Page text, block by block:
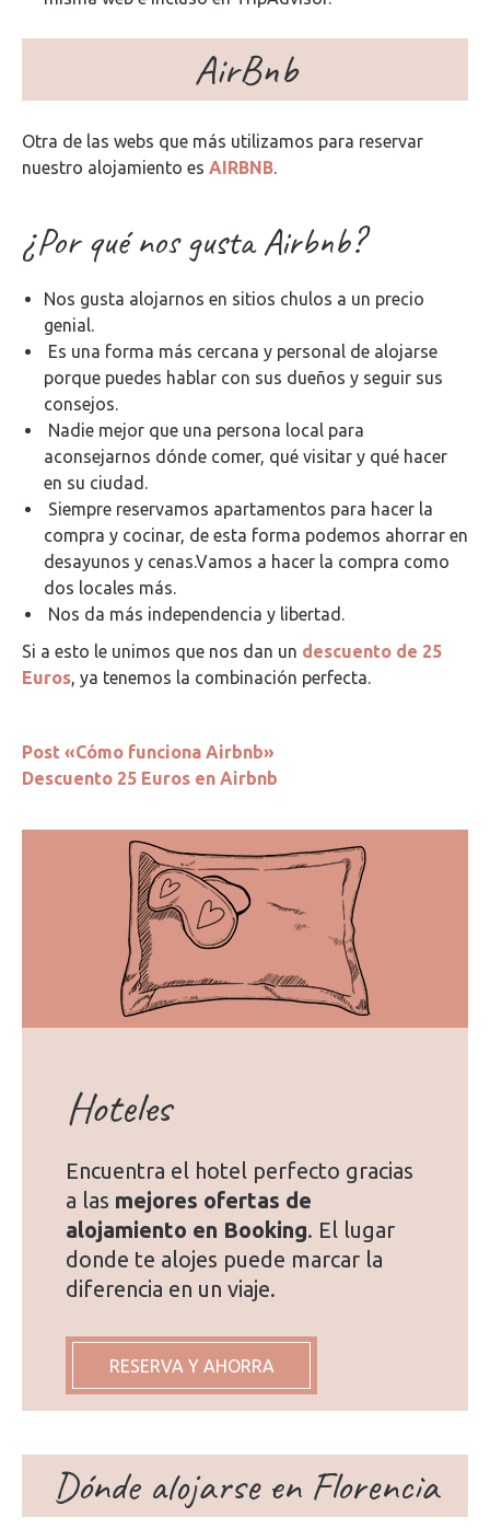
AirBnb
Otra de las webs que más utilizamos para reservar
nuestro alojamiento es AIRBNB.
¿Por qué nos gusta Airbnb?
Nos gusta alojarnos en sitios chulos a un precio
genial.
Es una forma más cercana y personal de alojarse
porque puedes hablar con sus dueños y seguir sus
consejos.
Nadie mejor que una persona local para
aconsejarnos dónde comer, qué visitar y qué hacer
en su ciudad.
Siempre reservamos apartamentos para hacer la
compra y cocinar, de esta forma podemos ahorrar en
desayunos y cenas.Vamos a hacer la compra como
dos locales más.
Nos da más independencia y libertad.
Si a esto le unimos que nos dan un descuento de 25
Euros, ya tenemos la combinación perfecta.
Post «Cómo funciona Airbnb»
Descuento 25 Euros en Airbnb
Hoteles
Encuentra el hotel perfecto gracias
a las mejores ofertas de
alojamiento en Booking. El lugar
donde te alojes puede marcar la
diferencia en un viaje.
RESERVA Y AHORRA
Dónde alojarse en Florencia